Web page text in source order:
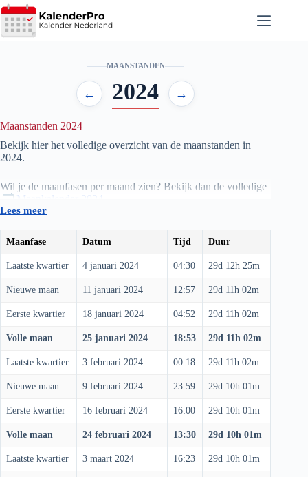
Ga
naar
de
MAANSTANDEN
← 2024 →
Maanstanden 2024
Bekijk hier het volledige overzicht van de maanstanden in
2024.
Wil je de maanfasen per maand zien? Bekijk dan de volledige
Maankalender 2024
De informatie wordt automatisch bijgewerkt, zodat je altijd de
huidige en aankomende fasen van de maan kunt volgen —
van nieuwe maan tot volle maan en alles daartussen.
Lees meer
Maanfase Datum Tijd Duur
Laatste kwartier 4 januari 2024 04:30 29d 12h 25m
Nieuwe maan 11 januari 2024 12:57 29d 11h 02m
Eerste kwartier 18 januari 2024 04:52 29d 11h 02m
Volle maan 25 januari 2024 18:53 29d 11h 02m
Laatste kwartier 3 februari 2024 00:18 29d 11h 02m
Nieuwe maan 9 februari 2024 23:59 29d 10h 01m
Eerste kwartier 16 februari 2024 16:00 29d 10h 01m
Volle maan 24 februari 2024 13:30 29d 10h 01m
Laatste kwartier 3 maart 2024 16:23 29d 10h 01m